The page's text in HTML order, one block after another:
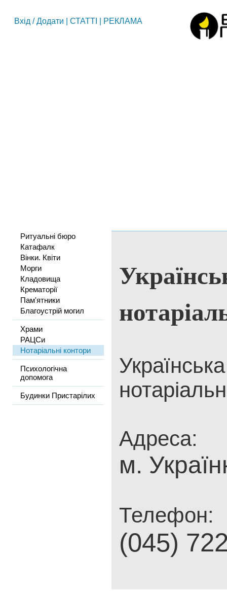
Вхід /Додати СТАТТІ РЕКЛАМА
Ритуальні бюро
Катафалк
Вінки. Квіти
Морги
Кладовища
Крематорії
Пам'ятники
Благоустрій могил
Храми
РАЦСи
Нотаріальні контори
Психологічна
допомога
Будинки Пристарілих
Адреса:
м.
Телефон:
(045)